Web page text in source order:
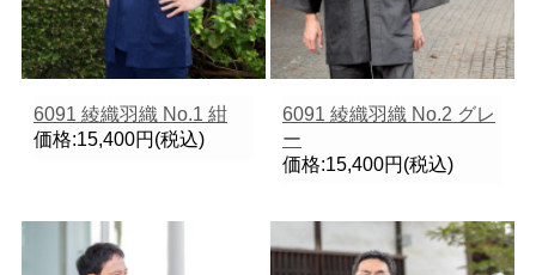
6091 綾織羽織 No.1 紺
価格:15,400円(税込)
6091 綾織羽織 No.2 グレ
ー
価格:15,400円(税込)